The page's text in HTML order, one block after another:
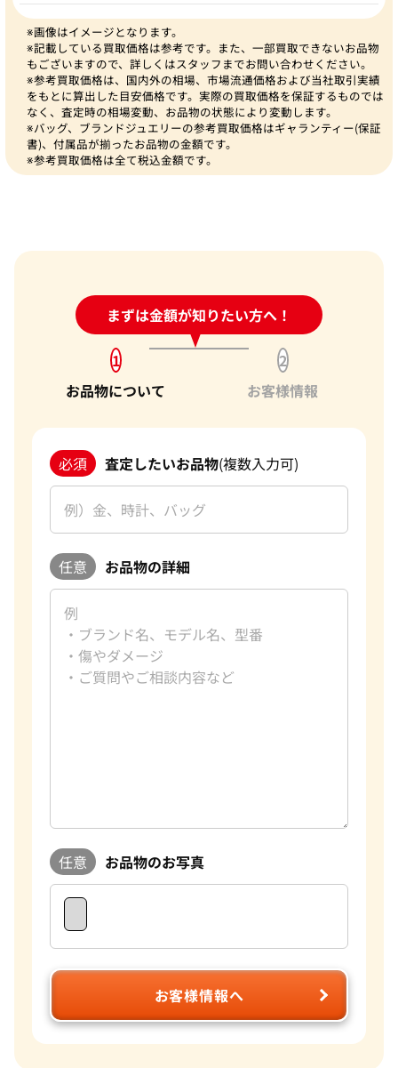
※画像はイメージとなります。
※記載している買取価格は参考です。また、一部買取できないお品物
もございますので、詳しくはスタッフまでお問い合わせください。
※参考買取価格は、国内外の相場、市場流通価格および当社取引実績
をもとに算出した目安価格です。実際の買取価格を保証するものでは
なく、査定時の相場変動、お品物の状態により変動します。
※バッグ、ブランドジュエリーの参考買取価格はギャランティー(保証
書)、付属品が揃ったお品物の金額です。
※参考買取価格は全て税込金額です。
まずは金額が知りたい方へ！
24時間受付中!問い合わせフォーム
1
お品物について
2
お客様情報
必須 査定したいお品物(複数入力可)
任意 お品物の詳細
任意 お品物のお写真
お客様情報へ